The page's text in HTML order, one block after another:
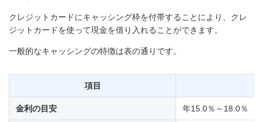
クレジットカードにキャッシング枠を付帯することにより、クレ
ジットカードを使って現金を借り入れることができます。
一般的なキャッシングの特徴は表の通りです。
項目
金利の目安 年15.0％～18.0％